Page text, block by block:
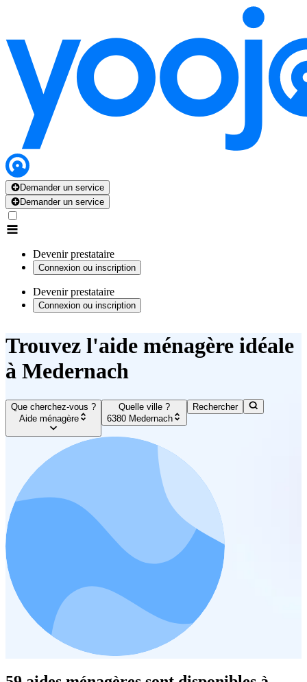
Demander un service
Demander un service
Devenir prestataire
Connexion ou inscription
Devenir prestataire
Connexion ou inscription
Trouvez l'aide ménagère idéale
à Medernach
Que cherchez-vous ?
Aide ménagère
Quelle ville ?
6380 Medernach
Rechercher